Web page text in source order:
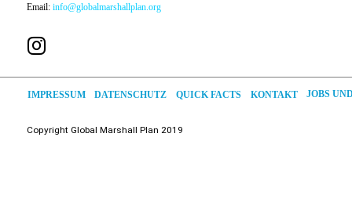
Email: info@globalmarshallplan.org
IMPRESSUM DATENSCHUTZ QUICK FACTS KONTAKT JOBS
CopyrightGlobal Marshall Plan 2019